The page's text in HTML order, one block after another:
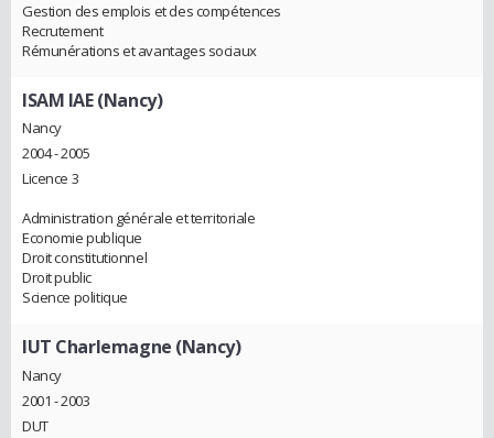
Gestion des emplois et des compétences
Recrutement
Rémunérations et avantages sociaux
ISAM IAE (Nancy)
Nancy
2004 - 2005
Licence 3
Administration générale et territoriale
Economie publique
Droit constitutionnel
Droit public
Science politique
IUT Charlemagne (Nancy)
Nancy
2001 - 2003
DUT